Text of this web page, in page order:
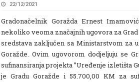
22/12/2021
Gradonačelnik Goražda Ernest
nekoliko veoma značajnih ugovora za
sredstava zaključen sa Ministarstvom za
Goražde. Ovim ugovorom dodjeljuju se
sufinansiranja projekta ”Uređenje izletišta
je Gradu Goražde i 55.700,00 KM za